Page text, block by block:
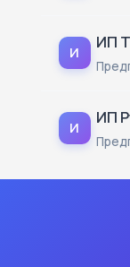
И
ИП
И
ИП